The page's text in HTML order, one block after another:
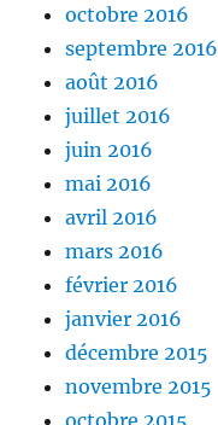
octobre 2016
septembre 2016
août 2016
juillet 2016
juin 2016
mai 2016
avril 2016
mars 2016
février 2016
janvier 2016
décembre 2015
novembre 2015
octobre 2015